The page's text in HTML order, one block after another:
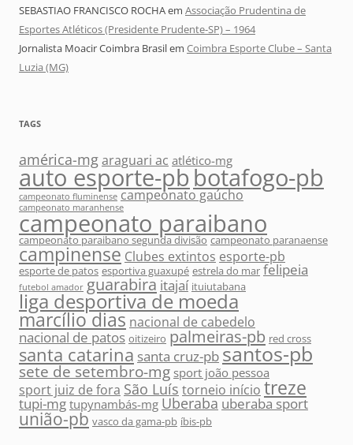
SEBASTIAO FRANCISCO ROCHAem Associação Prudentina de
Esportes Atléticos (Presidente Prudente-SP) – 1964
Jornalista Moacir Coimbra Brasilem Coimbra Esporte Clube – Santa
Luzia (MG)
TAGS
américa-mgaraguari ac atlético-mg
auto esporte-pbbotafogo-pb
campeonato fluminense campeonato gaúcho
campeonato maranhense
campeonato paraibano
campeonato paraibano segunda divisão campeonato paranaense
campinense Clubes extintos esporte-pb
esporte de patos esportiva guaxupé estrela do mar felipeia
futebol amador guarabira itajaí ituiutabana
liga desportiva de moeda
marcílio dias nacional de cabedelo
nacional de patos oitizeiro palmeiras-pb red cross
santa catarina santa cruz-pbsantos-pb
sete de setembro-mg sport joão pessoa
sport juiz de fora São Luís torneio início treze
tupi-mg tupynambás-mg Uberaba uberaba sport
união-pb vasco da gama-pb íbis-pb